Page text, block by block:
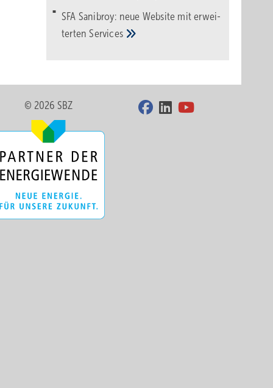
SFA Sanibroy: neue Web­site mit erwei­
tertenServices
© 2026 SBZ